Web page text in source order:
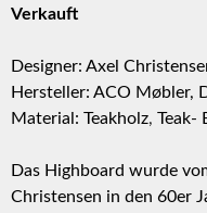
Verkauft
Designer: Axel
Hersteller: ACO Møbler,
Material: Teakholz, Teak-
Das Highboard wurde
Christensen in den 60er